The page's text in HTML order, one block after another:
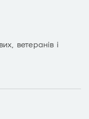
ветеранів і